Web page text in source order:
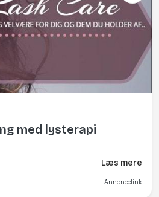
med lysterapi
Læs mere
Annoncelink